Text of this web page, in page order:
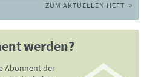
ZUM AKTUELLEN HEFT
werden?
Abonnent der